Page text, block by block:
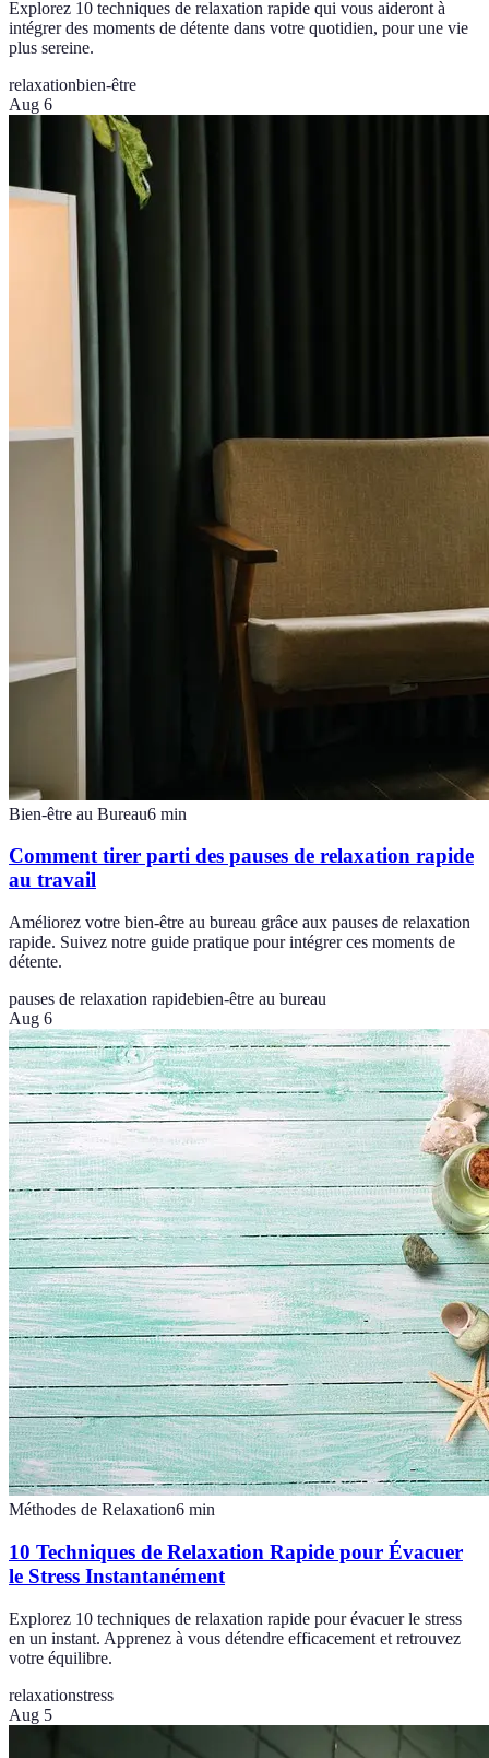
Explorez 10 techniques de relaxation rapide qui vous aideront à
intégrer des moments de détente dans votre quotidien, pour une vie
plus sereine.
relaxationbien-être
Aug 6
Bien-être au Bureau6 min
Comment tirer parti des pauses de relaxation rapide
au travail
Améliorez votre bien-être au bureau grâce aux pauses de relaxation
rapide. Suivez notre guide pratique pour intégrer ces moments de
détente.
pauses de relaxation rapidebien-être au bureau
Aug 6
Méthodes de Relaxation6 min
10 Techniques de Relaxation Rapide pour Évacuer
le Stress Instantanément
Explorez 10 techniques de relaxation rapide pour évacuer le stress
en un instant. Apprenez à vous détendre efficacement et retrouvez
votre équilibre.
relaxationstress
Aug 5